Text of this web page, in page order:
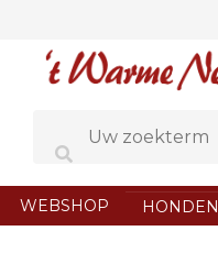
WEBSHOP HONDEN